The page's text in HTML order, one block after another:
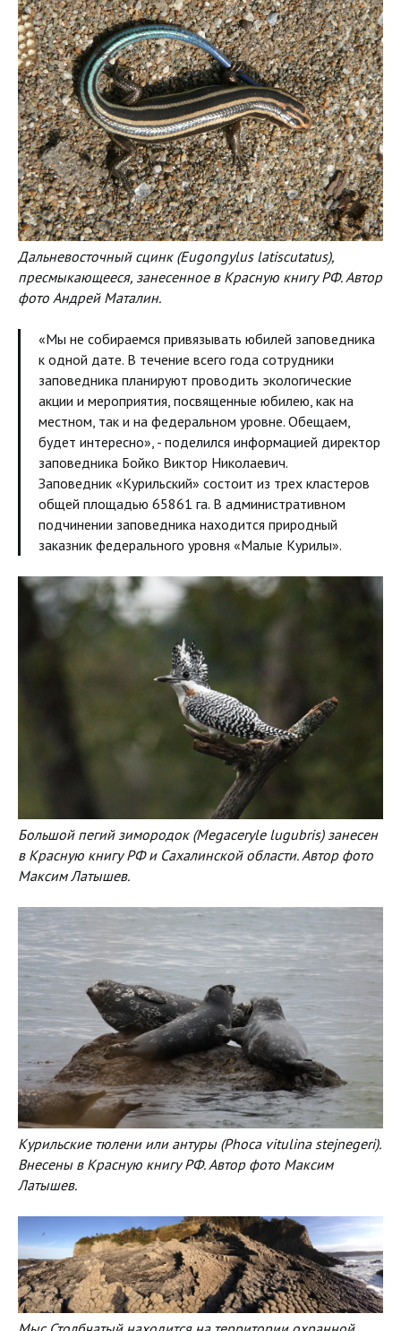
Дальневосточный сцинк (Eugongylus latiscutatus),
пресмыкающееся, занесенное в Красную книгу РФ. Автор
фото Андрей Маталин.
«Мы не собираемся привязывать юбилей заповедника
к одной дате. В течение всего года сотрудники
заповедника планируют проводить экологические
акции и мероприятия, посвященные юбилею, как на
местном, так и на федеральном уровне. Обещаем,
будет интересно», - поделился информацией директор
заповедника Бойко Виктор Николаевич.
Заповедник «Курильский» состоит из трех кластеров
общей площадью 65861 га. В административном
подчинении заповедника находится природный
заказник федерального уровня «Малые Курилы».
Большой пегий зимородок (Megaceryle lugubris) занесен
в Красную книгу РФ и Сахалинской области. Автор фото
Максим Латышев.
Курильские тюлени или антуры (Phoca vitulina stejnegeri).
Внесены в Красную книгу РФ. Автор фото Максим
Латышев.